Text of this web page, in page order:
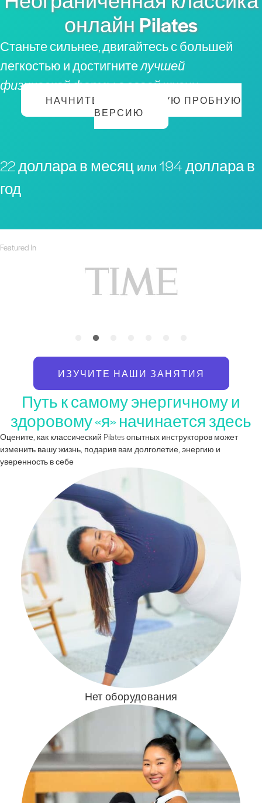
онлайн Pilates
Станьте сильнее, двигайтесь с большей
легкостью и достигнителучшей
физической формы в своей жизни
НАЧНИТЕ БЕСПЛАТНУЮ ПРОБНУЮ
ВЕРСИЮ
22 доллара в месяц или 194 доллара в
год
Featured In
ИЗУЧИТЕ НАШИ ЗАНЯТИЯ
Путь к самому энергичному и
здоровому «я» начинается здесь
Оцените, как классический Pilates опытных инструкторов может
изменить вашу жизнь, подарив вам долголетие, энергию и
уверенность в себе
Нет оборудования